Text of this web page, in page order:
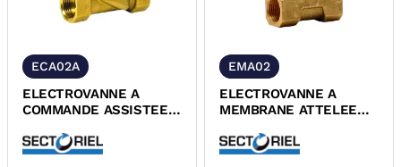
ECA02A
ELECTROVANNE A
COMMANDE ASSISTEE
NORMALEMENT
FERMEE ACS CGR
EMA02
ELECTROVANNE A
MEMBRANE ATTELEE
NORMALEMENT
FERMEE CGR